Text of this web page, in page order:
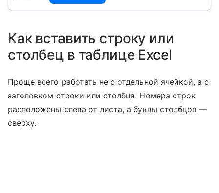
Как вставить строку или
столбец в таблице Excel
Проще всего работать не с отдельной ячейкой, а с
заголовком строки или столбца. Номера строк
расположены слева от листа, а буквы столбцов —
сверху.